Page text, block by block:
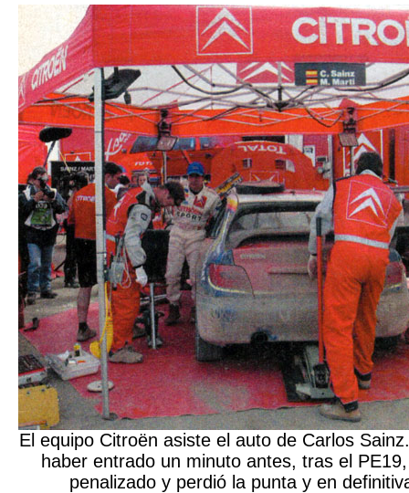
El equipo Citroën asiste el auto de Carlos
haber entrado un minuto antes, tras el
penalizado y perdió la punta y en